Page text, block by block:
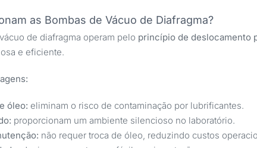
as Bombas de Vácuo de Diafragma?
de diafragma operam pelo princípio de deslocamento
e eficiente.
óleo: eliminam o risco de contaminação por lubrificantes.
proporcionam um ambiente silencioso no laboratório.
não requer troca de óleo, reduzindo custos